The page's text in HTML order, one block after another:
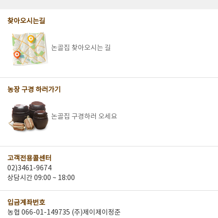
찾아오시는길
논골집 찾아오시는 길
농장 구경 하러가기
논골집 구경하러 오세요
고객전용콜센터
02)3461-9674
상담시간 09:00 ~ 18:00
입금계좌번호
농협 066-01-149735 (주)제이제이정준